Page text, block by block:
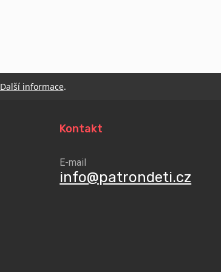
Další informace.
Kontakt
E-mail
info@patrondeti.cz